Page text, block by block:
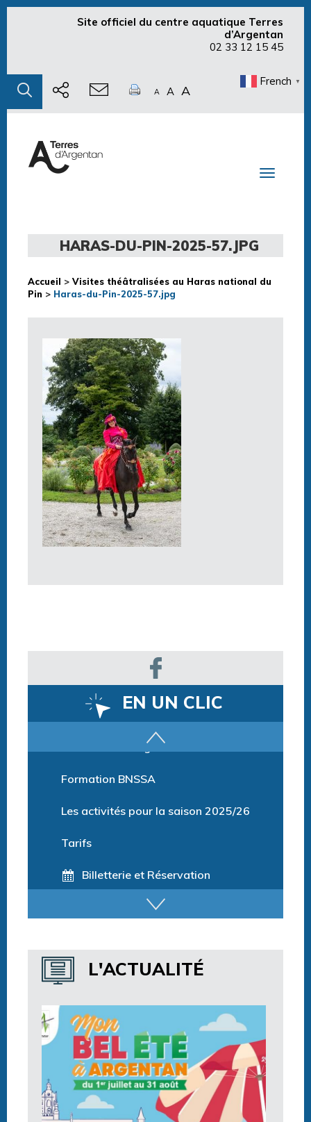
Site officiel du centre aquatique Terres
d’Argentan
02 33 12 15 45
A A A
French ▼
Toggle
HARAS-DU-PIN-2025-57.JPG
Accueil > Visites théâtralisées au Haras national du
Pin > Haras-du-Pin-2025-57.jpg
EN UN CLIC
Billetterie et Réservation
Horaires espace détente
Horaires centre aquatique
L'ACTUALITÉ